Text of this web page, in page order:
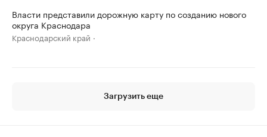
Власти представили дорожную карту по созданию нового
округа Краснодара
Краснодарский край
Загрузить еще